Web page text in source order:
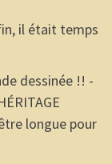
il était temps
dessinée !! -
longue pour